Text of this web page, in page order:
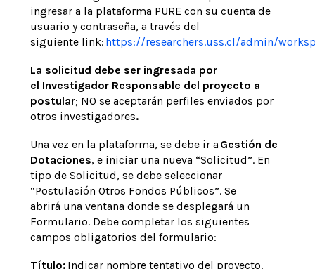
ingresar a la plataforma PURE con su cuenta de
usuario y contraseña, a través del
siguiente link: https://researchers.uss.cl/admin/
La solicitud debe ser ingresada por
el Investigador Responsable del proyecto a
postular; NO se aceptarán perfiles enviados por
otros investigadores.
Una vez en la plataforma, se debe ir a Gestión de
Dotaciones, e iniciar una nueva “Solicitud”. En
tipo de Solicitud, se debe seleccionar
“Postulación Otros Fondos Públicos”. Se
abrirá una ventana donde se desplegará un
Formulario. Debe completar los siguientes
campos obligatorios del formulario:
Título: Indicar nombre tentativo del proyecto.